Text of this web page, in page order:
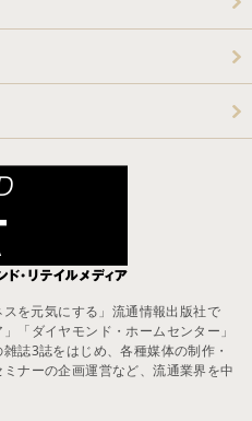
を元気にする」流通情報出版社で
「ダイヤモンド・ホームセンター」
誌3誌をはじめ、各種媒体の制作・
ナーの企画運営など、流通業界を中